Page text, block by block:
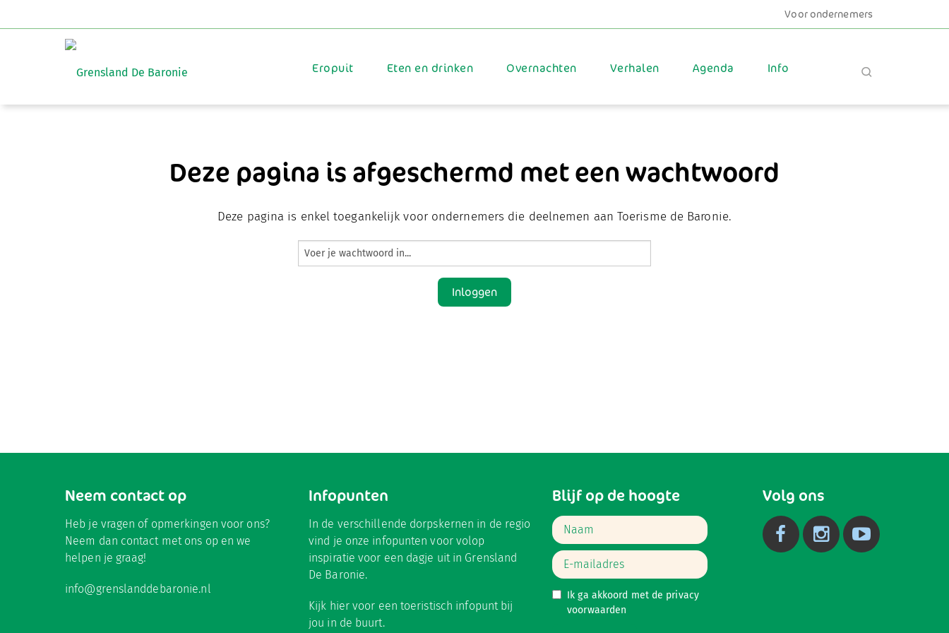
Voor ondernemers
Eropuit Eten en drinken Overnachten Verhalen Agenda Info
Deze pagina is afgeschermd met een wachtwoord
Deze pagina is enkel toegankelijk voor ondernemers die deelnemen aan Toerisme de Baronie.
Inloggen
Neem contact op
Heb je vragen of opmerkingen voor ons?
Neem dan contact met ons op en we
helpen je graag!
info@grenslanddebaronie.nl
Infopunten
In de verschillende dorpskernen in de regio
vind je onze infopunten voor volop
inspiratie voor een dagje uit in Grensland
De Baronie.
Kijk hier voor een toeristisch infopunt bij
jou in de buurt.
Blijf op de hoogte
Ik ga akkoord met de privacy
voorwaarden
Volg ons